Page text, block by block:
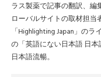
ラス製薬で記事の翻訳、編
ローバルサイトの取材担
「Highlighting Japan」の
の「英語にない日本語 日本
日本語流暢。